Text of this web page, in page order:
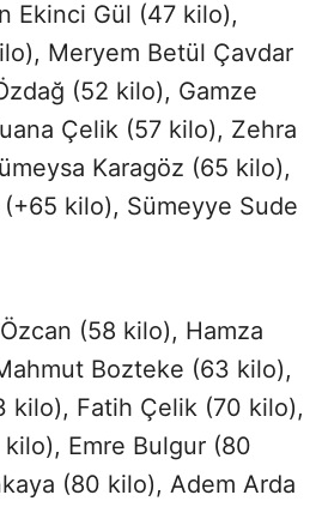
Ekinci Gül (47 kilo),
Meryem Betül Çavdar
(52 kilo), Gamze
Çelik (57 kilo), Zehra
Karagöz (65 kilo),
(+65 kilo), Sümeyye Sude
(58 kilo), Hamza
Bozteke (63 kilo),
kilo), Fatih Çelik (70 kilo),
kilo), Emre Bulgur (80
(80 kilo), Adem Arda